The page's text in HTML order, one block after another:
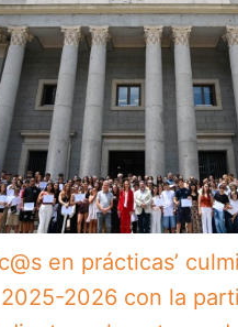
en prácticas’
2026 con la